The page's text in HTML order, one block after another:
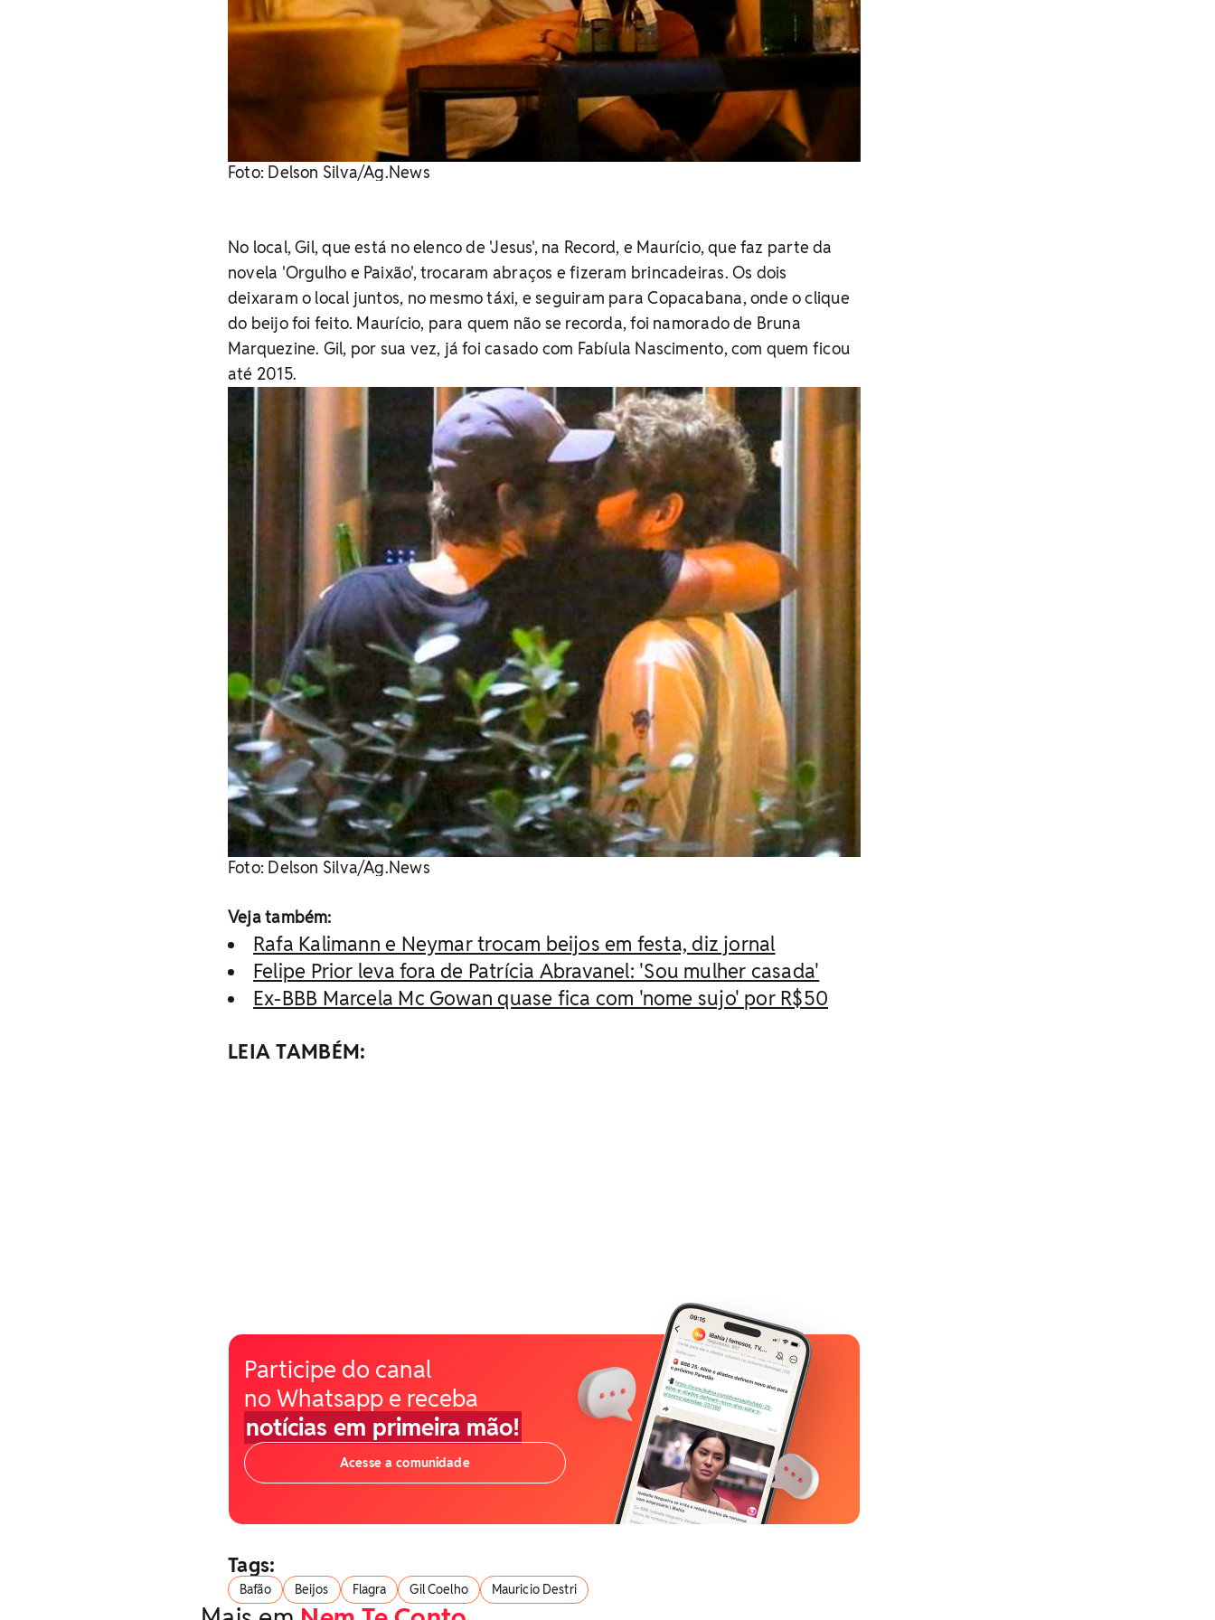
Foto: Delson Silva/Ag.News
No local, Gil, que está no elenco de 'Jesus', na Record, e Maurício, que faz parte da
novela 'Orgulho e Paixão', trocaram abraços e fizeram brincadeiras. Os dois
deixaram o local juntos, no mesmo táxi, e seguiram para Copacabana, onde o clique
do beijo foi feito. Maurício, para quem não se recorda, foi namorado de Bruna
Marquezine. Gil, por sua vez, já foi casado com Fabíula Nascimento, com quem ficou
até 2015.
Foto: Delson Silva/Ag.News
Veja também:
Rafa Kalimann e Neymar trocam beijos em festa, diz jornal
Felipe Prior leva fora de Patrícia Abravanel: 'Sou mulher casada'
Ex-BBB Marcela Mc Gowan quase fica com 'nome sujo' por R$50
LEIA TAMBÉM:
Participe do canal
no Whatsapp e receba
notícias em primeira mão!
Acesse a comunidade
Tags:
Bafão Beijos Flagra Gil Coelho Mauricio Destri